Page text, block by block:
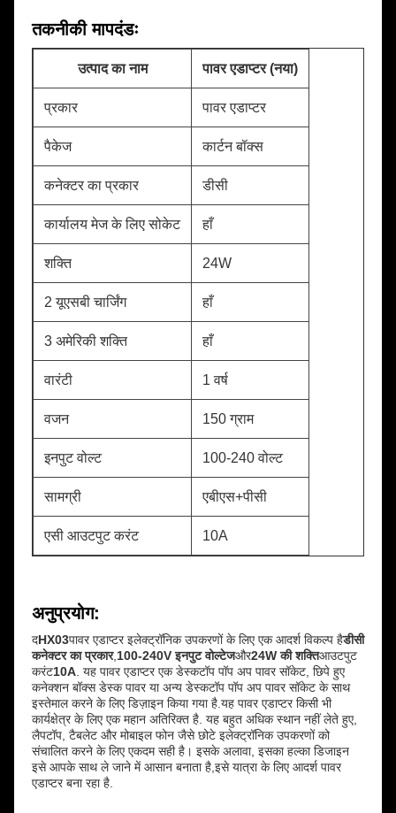
तकनीकी मापदंडः
उत्पाद का नाम पावर एडाप्टर (नया)
प्रकार पावर एडाप्टर
पैकेज कार्टन बॉक्स
कनेक्टर का प्रकार डीसी
कार्यालय मेज के लिए सोकेट हाँ
शक्ति 24W
2 यूएसबी चार्जिंग हाँ
3 अमेरिकी शक्ति हाँ
वारंटी 1 वर्ष
वजन 150 ग्राम
इनपुट वोल्ट 100-240 वोल्ट
सामग्री एबीएस+पीसी
एसी आउटपुट करंट 10A
अनुप्रयोग:
दHX03पावर एडाप्टर इलेक्ट्रॉनिक उपकरणों के लिए एक आदर्श विकल्प हैडीसी
कनेक्टर का प्रकार, 100-240V इनपुट वोल्टेजऔर24W की शक्तिआउटपुट
करंट10A . यह पावर एडाप्टर एक डेस्कटॉप पॉप अप पावर सॉकेट, छिपे हुए
कनेक्शन बॉक्स डेस्क पावर या अन्य डेस्कटॉप पॉप अप पावर सॉकेट के साथ
इस्तेमाल करने के लिए डिज़ाइन किया गया है.यह पावर एडाप्टर किसी भी
कार्यक्षेत्र के लिए एक महान अतिरिक्त है. यह बहुत अधिक स्थान नहीं लेते हुए,
लैपटॉप, टैबलेट और मोबाइल फोन जैसे छोटे इलेक्ट्रॉनिक उपकरणों को
संचालित करने के लिए एकदम सही है। इसके अलावा, इसका हल्का डिजाइन
इसे आपके साथ ले जाने में आसान बनाता है,इसे यात्रा के लिए आदर्श पावर
एडाप्टर बना रहा है.